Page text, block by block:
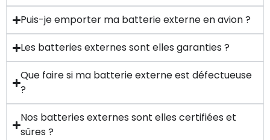
Puis-je emporter ma batterie externe en avion ?
Les batteries externes sont elles garanties ?
Que faire si ma batterie externe est défectueuse
?
Nos batteries externes sont elles certifiées et
sûres ?